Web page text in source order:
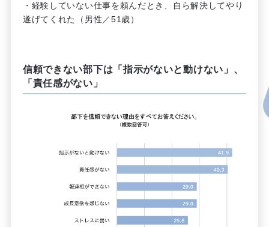
・経験していない仕事を頼んだとき、自ら解決してやり
遂げてくれた（男性／51歳）
信頼できない部下は「指示がないと動けない」、
「責任感がない」